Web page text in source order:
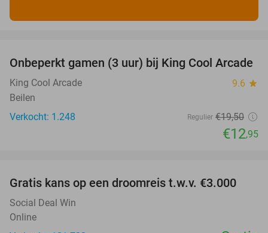
34%
Onbeperkt gamen (3 uur) bij King Cool Arcade
King Cool Arcade 9.6 star
Beilen
Verkocht: 1.248
Regulier €19,50
€12,95
Gratis kans op een droomreis t.w.v. €3.000
Social Deal Win
Online